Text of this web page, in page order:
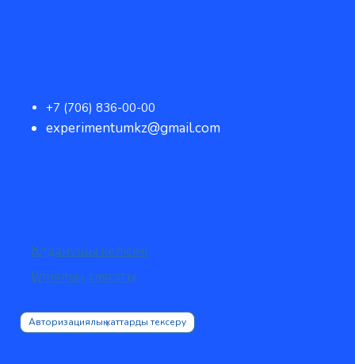
+7 (706) 836-00-00
experimentumkz@gmail.com
Қолданушы келісімі
Құпиялық саясаты
Авторизациялық хаттарды тексеру